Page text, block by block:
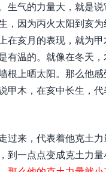
生气的力量大，就是
，因为丙火太阳到亥为
在亥月的表现，就为甲
有温的。就像在冬天
根上晒太阳。那么他
甲木，在亥中长生，
过来，代表着他克土
到一点点变成克土力量